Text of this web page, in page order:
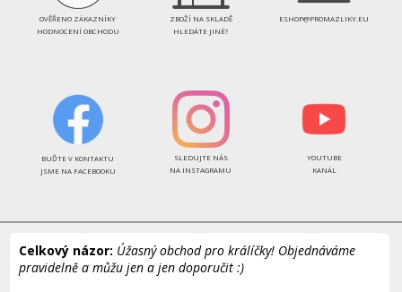
OVĚŘENO ZÁKAZNÍKY
HODNOCENÍ OBCHODU
ZBOŽÍ NA SKLADĚ
HLEDÁTE JINÉ?
ESHOP@PROMAZLIKY.EU
BUĎTE V KONTAKTU
JSME NA FACEBOOKU
SLEDUJTE NÁS
NA INSTAGRAMU
YOUTUBE
KANÁL
Celkový názor: Úžasný obchod pro králíčky! Objednáváme
pravidelně a můžu jen a jen doporučit :)